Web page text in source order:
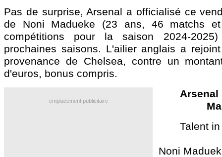
Pas de surprise, Arsenal a officialisé ce
de Noni Madueke (23 ans, 46 matchs
compétitions pour la saison 2024-
prochaines saisons. L'ailier anglais a
provenance de Chelsea, contre un
d'euros, bonus compris.
emplacement publicitaire
Arsenal
Talent
Noni